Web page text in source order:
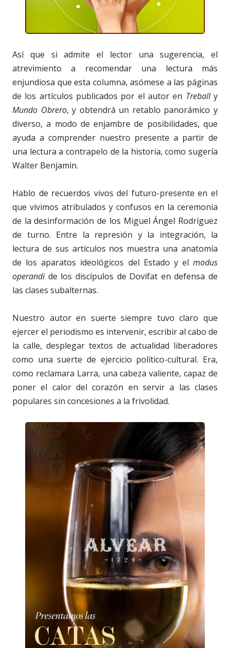
Así que si admite el lector una sugerencia, el
atrevimiento a recomendar una lectura más
enjundiosa que esta columna, asómese a las páginas
de los artículos publicados por el autor en Trebally
Mundo Obrero, y obtendrá un retablo panorámico y
diverso, a modo de enjambre de posibilidades, que
ayuda a comprender nuestro presente a partir de
una lectura a contrapelo de la historia, como sugería
Walter Benjamin.
Hablo de recuerdos vivos del futuro-presente en el
que vivimos atribulados y confusos en la ceremonia
de la desinformación de los Miguel Ángel Rodríguez
de turno. Entre la represión y la integración, la
lectura de sus artículos nos muestra una anatomía
de los aparatos ideológicos del Estado y el modus
operandide los discípulos de Dovifat en defensa de
las clases subalternas.
Nuestro autor en suerte siempre tuvo claro que
ejercer el periodismo es intervenir, escribir al cabo de
la calle, desplegar textos de actualidad liberadores
como una suerte de ejercicio político-cultural. Era,
como reclamara Larra, una cabeza valiente, capaz de
poner el calor del corazón en servir a las clases
populares sin concesiones a la frivolidad.